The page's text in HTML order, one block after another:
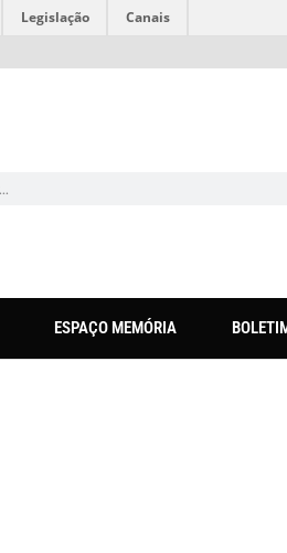
Legislação Canais
ESPAÇO MEMÓRIA